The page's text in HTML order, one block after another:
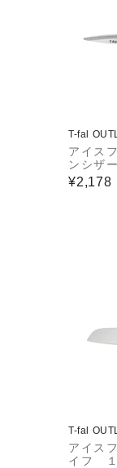
T-fal
アイス
ンシザ
¥2,178
T-fal
アイス
イフ １